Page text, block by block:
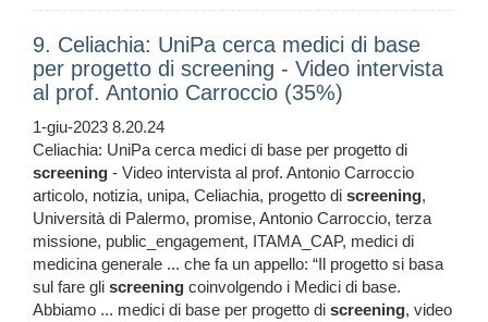
9. Celiachia: UniPa cerca medici di base
per progetto di screening - Video intervista
al prof. Antonio Carroccio (35%)
1-giu-2023 8.20.24
Celiachia: UniPa cerca medici di base per progetto di
screening - Video intervista al prof. Antonio Carroccio
articolo, notizia, unipa, Celiachia, progetto di screening,
Università di Palermo, promise, Antonio Carroccio, terza
missione, public_engagement, ITAMA_CAP, medici di
medicina generale ... che fa un appello: “Il progetto si basa
sul fare gli screening coinvolgendo i Medici di base.
Abbiamo ... medici di base per progetto di screening, video